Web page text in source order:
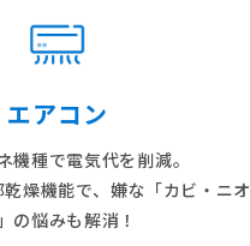
エアコン
機種で電気代を削減。
燥機能で、嫌な「カビ・ニオ
の悩みも解消！